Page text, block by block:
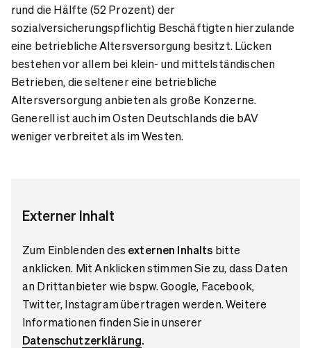
rund die Hälfte (52 Prozent) der
sozialversicherungspflichtig Beschäftigten hierzulande
eine betriebliche Altersversorgung besitzt. Lücken
bestehen vor allem bei klein- und mittelständischen
Betrieben, die seltener eine betriebliche
Altersversorgung anbieten als große Konzerne.
Generell ist auch im Osten Deutschlands die bAV
weniger verbreitet als im Westen.
Externer Inhalt
Zum Einblenden des externen Inhalts bitte
anklicken. Mit Anklicken stimmen Sie zu, dass Daten
an Drittanbieter wie bspw. Google, Facebook,
Twitter, Instagram übertragen werden. Weitere
Informationen finden Sie in unserer
Datenschutzerklärung.